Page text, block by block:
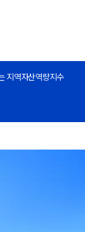
지역자산역량지수